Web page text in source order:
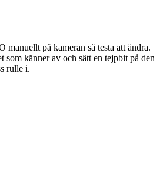
manuellt på kameran så testa att ändra.
som känner av och sätt en tejpbit på den
rulle i.